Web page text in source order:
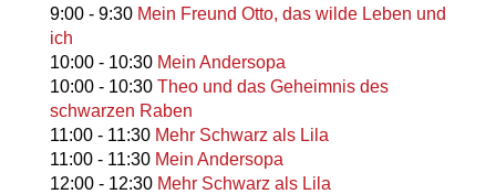
9:00- 9:30 Mein Freund Otto, das wilde Leben und
ich
10:00- 10:30 Mein Andersopa
10:00- 10:30 Theo und das Geheimnis des
schwarzen Raben
11:00- 11:30 Mehr Schwarz als Lila
11:00- 11:30 Mein Andersopa
12:00- 12:30 Mehr Schwarz als Lila